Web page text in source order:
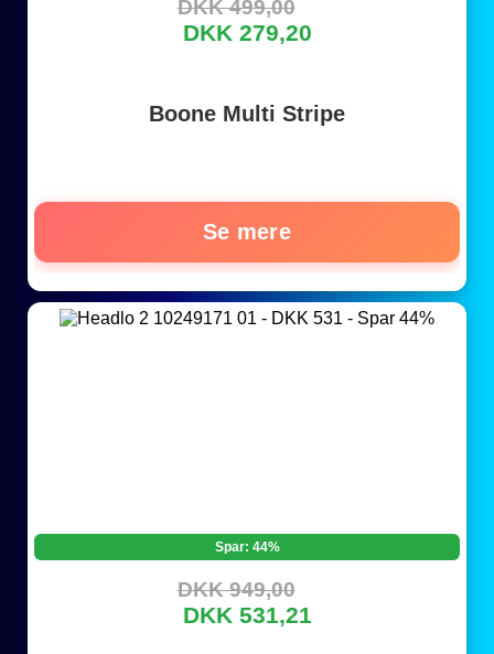
DKK 499,00
DKK 279,20
Boone Multi Stripe
Se mere
Spar: 44%
DKK 949,00
DKK 531,21